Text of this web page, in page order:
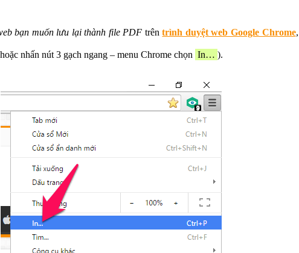
bạn muốn lưu lại thành file PDF trêntrình duyệt web Google Chrome,
nhấn nút 3 gạch ngang – menu Chrome chọn In… ).